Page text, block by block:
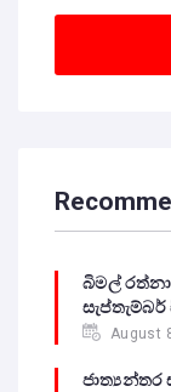
බිමල්
August
ජාත්‍යන්තර